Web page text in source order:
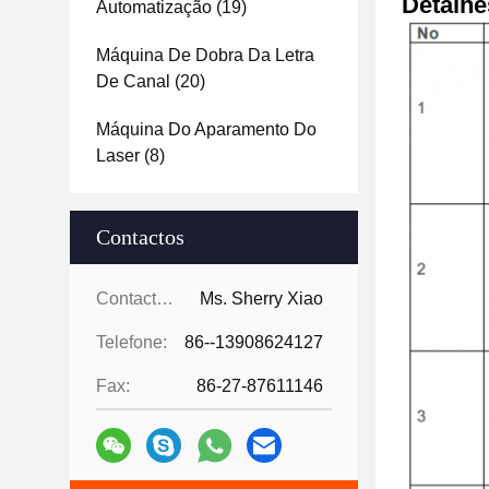
Automatização (19)
Máquina De Dobra Da Letra
De Canal (20)
Máquina Do Aparamento Do
Laser (8)
Contactos
Contactos: Ms. Sherry Xiao
Telefone: 86--13908624127
Fax: 86-27-87611146